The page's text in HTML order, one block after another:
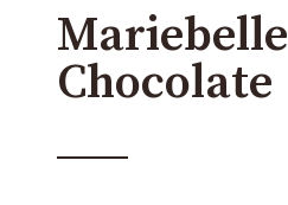
Mariebelle
Chocolate